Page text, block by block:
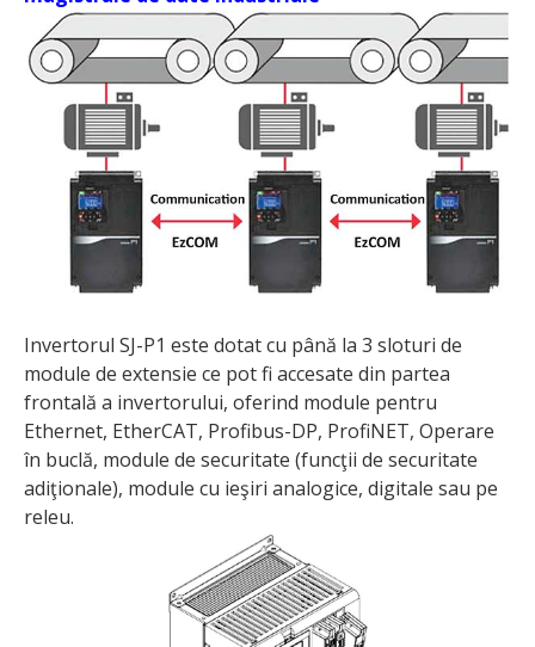
Invertorul SJ-P1 este dotat cu până la 3 sloturi de
module de extensie ce pot fi accesate din partea
frontală a invertorului, oferind module pentru
Ethernet, EtherCAT, Profibus-DP, ProfiNET, Operare
în buclă, module de securitate (funcţii de securitate
adiţionale), module cu ieşiri analogice, digitale sau pe
releu.